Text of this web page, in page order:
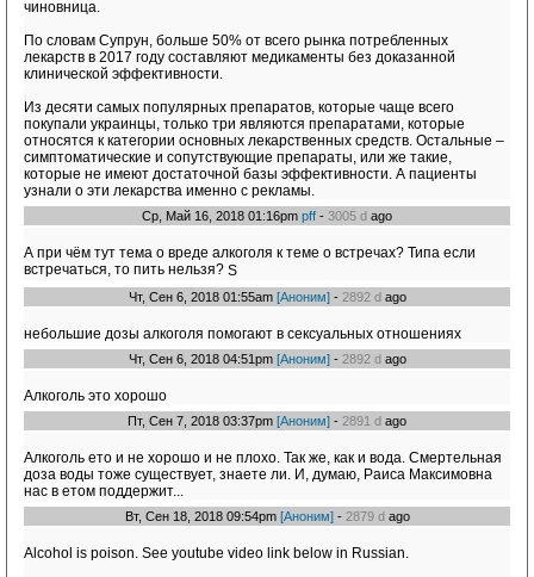
чиновница.
По словам Супрун, больше 50% от всего рынка потребленных
лекарств в 2017 году составляют медикаменты без доказанной
клинической эффективности.
Из десяти самых популярных препаратов, которые чаще всего
покупали украинцы, только три являются препаратами, которые
относятся к категории основных лекарственных средств. Остальные –
симптоматические и сопутствующие препараты, или же такие,
которые не имеют достаточной базы эффективности. А пациенты
узнали о эти лекарства именно с рекламы.
Ср, Май 16, 2018 01:16pm pff - 3005 d ago
А при чём тут тема о вреде алкоголя к теме о встречах? Типа если
встречаться, то пить нельзя?
Чт, Сен 6, 2018 01:55am [Аноним]- 2892 dago
небольшие дозы алкоголя помогают в сексуальных отношениях
Чт, Сен 6, 2018 04:51pm [Аноним]- 2892 dago
Алкоголь это хорошо
Пт, Сен 7, 2018 03:37pm [Аноним] - 2891 d ago
Алкоголь ето и не хорошо и не плохо. Так же, как и вода. Смертельная
доза воды тоже существует, знаете ли. И, думаю, Раиса Максимовна
нас в етом поддержит...
Вт, Сен 18, 2018 09:54pm [Аноним]- 2879 dago
Alcohol is poison. See youtube video link below in Russian.